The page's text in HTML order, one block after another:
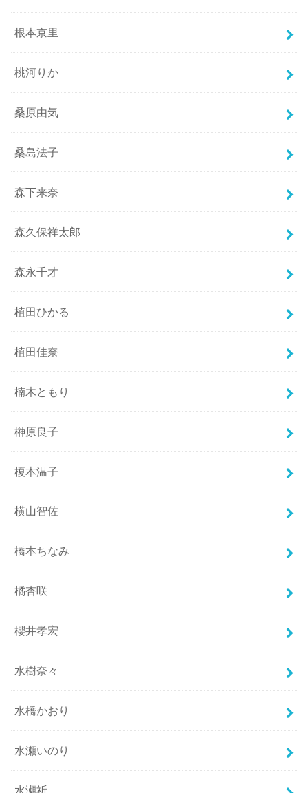
根本京里
桃河りか
桑原由気
桑島法子
森下来奈
森久保祥太郎
森永千才
植田ひかる
植田佳奈
楠木ともり
榊原良子
榎本温子
横山智佐
橋本ちなみ
橘杏咲
櫻井孝宏
水樹奈々
水橋かおり
水瀬いのり
水瀬祈